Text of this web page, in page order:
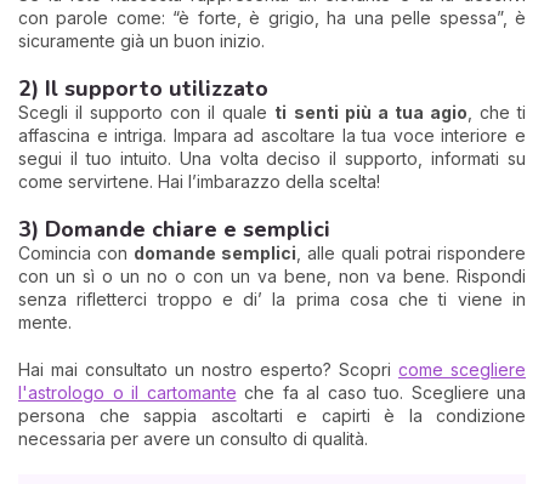
con parole come: “è forte, è grigio, ha una pelle spessa”, è
sicuramente già un buon inizio.
2) Il supporto utilizzato
Scegli il supporto con il quale ti senti più a tua agio , che ti
affascina e intriga. Impara ad ascoltare la tua voce interiore e
segui il tuo intuito. Una volta deciso il supporto, informati su
come servirtene. Hai l’imbarazzo della scelta!
3) Domande chiare e semplici
Comincia con domande semplici , alle quali potrai rispondere
con un sì o un no o con un va bene, non va bene. Rispondi
senza rifletterci troppo e di’ la prima cosa che ti viene in
mente.
Hai mai consultato un nostro esperto? Scopri come scegliere
l'astrologo o il cartomante che fa al caso tuo. Scegliere una
persona che sappia ascoltarti e capirti è la condizione
necessaria per avere un consulto di qualità.